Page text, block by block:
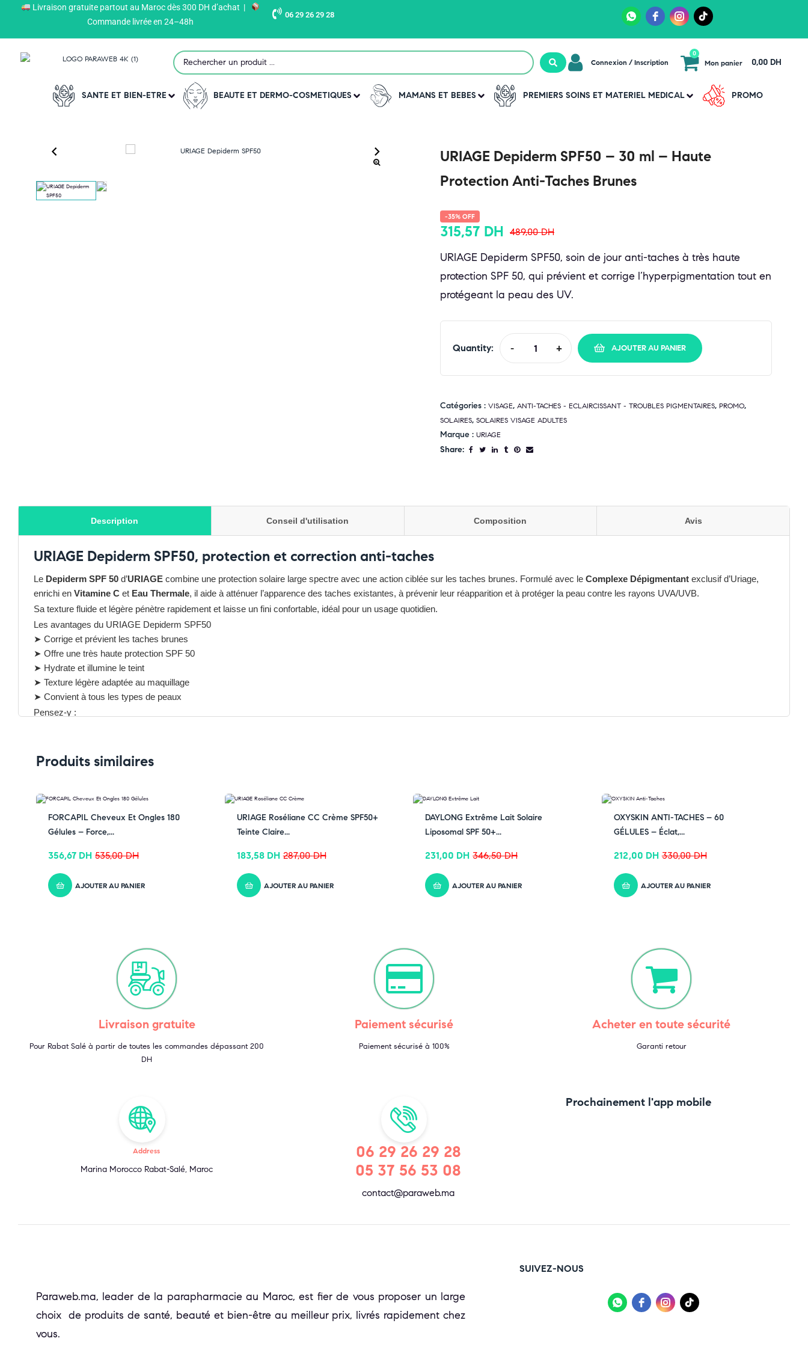
Livraison gratuite partout au Maroc dès 300 DH d’achat |
Commande livrée en 24–48h
06 29 26 29 28
Connexion / Inscription Mon panier
0
0,00 DH
SANTE ET BIEN-ETRE BEAUTE ET DERMO-COSMETIQUES MAMANS ET BEBES PREMIERS SOINS ET MATERIEL MEDICAL PROMO
Produits > URIAGE >
‹ ›
URIAGE Depiderm SPF50 – 30 ml – Haute
Protection Anti-Taches Brunes
-35% OFF
489,00DH
315,57 DH
URIAGE Depiderm SPF50, soin de jour anti-taches à très haute
protection SPF 50, qui prévient et corrige l’hyperpigmentation tout en
protégeant la peau des UV.
Quantity: - + AJOUTER AU PANIER
Catégories : VISAGE, ANTI-TACHES - ECLAIRCISSANT - TROUBLES PIGMENTAIRES, PROMO,
SOLAIRES, SOLAIRES VISAGE ADULTES
Marque : URIAGE
Share:
Description Conseil d'utilisation Composition Avis
URIAGE Depiderm SPF50, protection et correction anti-taches
Le Depiderm SPF 50 d’URIAGE combine une protection solaire large spectre avec une action ciblée sur les taches brunes. Formulé avec le Complexe Dépigmentant exclusif d’Uriage,
enrichi en Vitamine C et Eau Thermale, il aide à atténuer l’apparence des taches existantes, à prévenir leur réapparition et à protéger la peau contre les rayons UVA/UVB.
Sa texture fluide et légère pénètre rapidement et laisse un fini confortable, idéal pour un usage quotidien.
Les avantages du URIAGE Depiderm SPF50
➤ Corrige et prévient les taches brunes
➤ Offre une très haute protection SPF 50
➤ Hydrate et illumine le teint
➤ Texture légère adaptée au maquillage
➤ Convient à tous les types de peaux
Pensez-y :
✔ Rejoignez-nous sur Instagram –
Produits similaires
FORCAPIL Cheveux Et Ongles 180
Gélules – Force,...
535,00DH
356,67 DH
AJOUTER AU PANIER
URIAGE Roséliane CC Crème SPF50+
Teinte Claire...
287,00DH
183,58 DH
AJOUTER AU PANIER
DAYLONG Extrême Lait Solaire
Liposomal SPF 50+...
346,50DH
231,00 DH
AJOUTER AU PANIER
OXYSKIN ANTI-TACHES – 60
GÉLULES – Éclat,...
330,00DH
212,00 DH
AJOUTER AU PANIER
Livraison gratuite
Pour Rabat Salé à partir de toutes les commandes dépassant 200
DH
Paiement sécurisé
Paiement sécurisé à 100%
Acheter en toute sécurité
Garanti retour
Address
Marina Morocco Rabat-Salé, Maroc
06 29 26 29 28
05 37 56 53 08
contact@paraweb.ma
Prochainement l'app mobile
Paraweb.ma, leader de la parapharmacie au Maroc, est fier de vous proposer un large
choix de produits de santé, beauté et bien-être au meilleur prix, livrés rapidement chez
vous.
SUIVEZ-NOUS